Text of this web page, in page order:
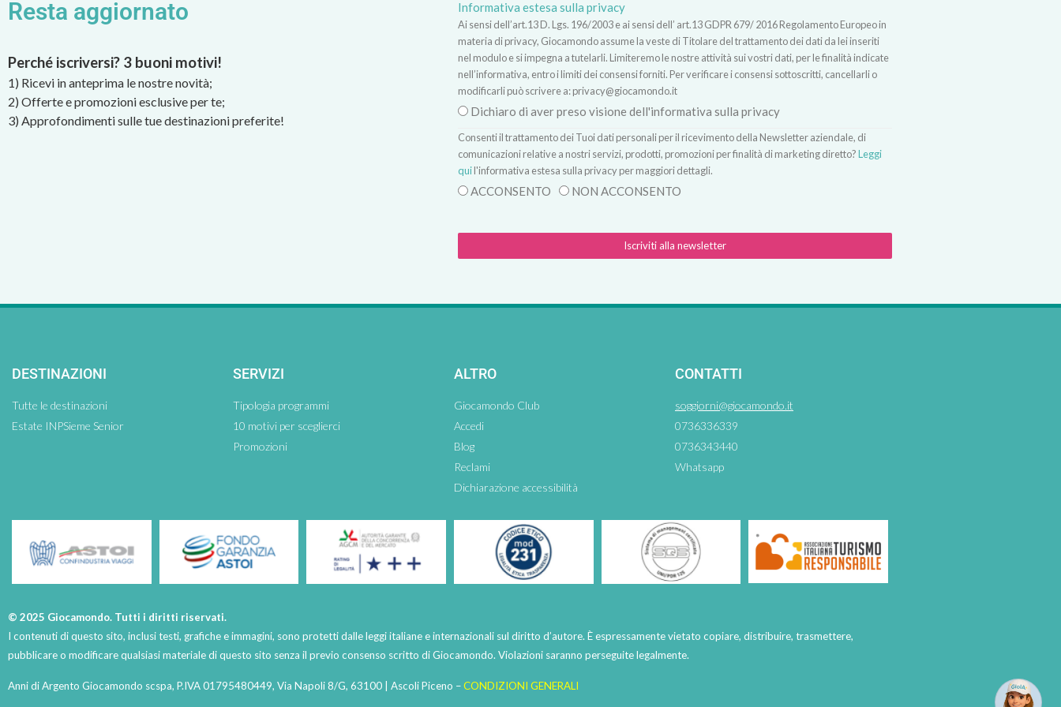
Resta aggiornato
Perché iscriversi? 3 buoni motivi!
1) Ricevi in anteprima le nostre novità;
2) Offerte e promozioni esclusive per te;
3) Approfondimenti sulle tue destinazioni preferite!
Informativa estesa sulla privacy
Ai sensi dell’art.13 D. Lgs. 196/2003 e ai sensi dell’ art.13 GDPR 679/ 2016 Regolamento Europeo in
materia di privacy, Giocamondo assume la veste di Titolare del trattamento dei dati da lei inseriti
nel modulo e si impegna a tutelarli. Limiteremo le nostre attività sui vostri dati, per le finalità indicate
nell’informativa, entro i limiti dei consensi forniti. Per verificare i consensi sottoscritti, cancellarli o
modificarli può scrivere a:privacy@giocamondo.it
Dichiaro di aver preso visione dell'informativa sulla privacy
Consenti il trattamento dei Tuoi dati personali per il ricevimento della Newsletter aziendale, di
comunicazioni relative a nostri servizi, prodotti, promozioni per finalità di marketing diretto?Leggi
quil'informativa estesa sulla privacy per maggiori dettagli.
ACCONSENTO NON ACCONSENTO
Iscriviti alla newsletter
DESTINAZIONI
Tutte le destinazioni
Estate INPSieme Senior
SERVIZI
Tipologia programmi
10 motivi per sceglierci
Promozioni
ALTRO
Giocamondo Club
Accedi
Blog
Reclami
Dichiarazione accessibilità
CONTATTI
soggiorni@giocamondo.it
0736336339
0736343440
Whatsapp
© 2025 Giocamondo. Tutti i diritti riservati.
I contenuti di questo sito, inclusi testi, grafiche e immagini, sono protetti dalle leggi italiane e internazionali sul diritto d’autore. È espressamente vietato copiare, distribuire, trasmettere,
pubblicare o modificare qualsiasi materiale di questo sito senza il previo consenso scritto di Giocamondo. Violazioni saranno perseguite legalmente.
Anni di Argento Giocamondo scspa, P.IVA 01795480449, Via Napoli 8/G, 63100 | Ascoli Piceno –CONDIZIONI GENERALI